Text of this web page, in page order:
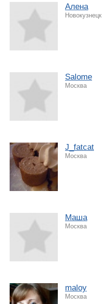
Алена
Новокузнецк
Salome
Москва
J_fatcat
Москва
Маша
Москва
maloy
Москва